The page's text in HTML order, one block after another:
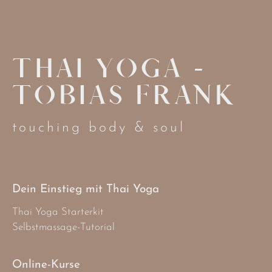
THAI YOGA -
TOBIAS FRANK
touching body & soul
Dein Einstieg mit Thai Yoga
Thai Yoga Starterkit
Selbstmassage-Tutorial
Online-Kurse